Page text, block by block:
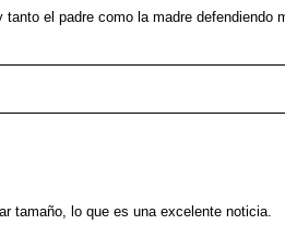
el padre como la madre defendiendo
tamaño, lo que es una excelente noticia.